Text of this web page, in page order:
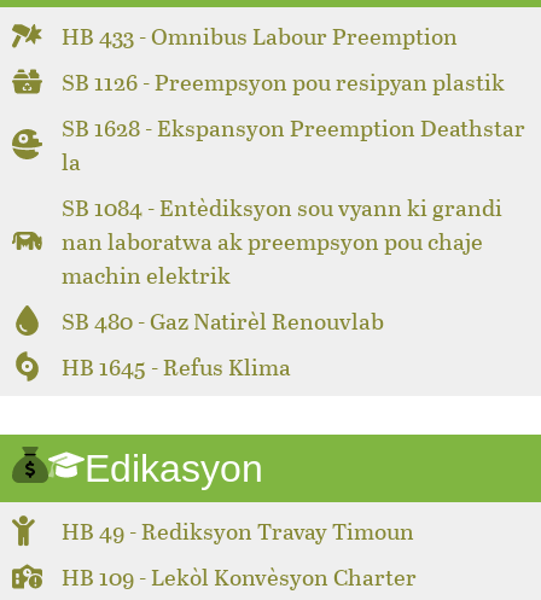
HB 433 - Omnibus Labour Preemption
SB 1126 - Preempsyon pou resipyan plastik
SB 1628 - Ekspansyon Preemption Deathstar
la
SB 1084 - Entèdiksyon sou vyann ki grandi
nan laboratwa ak preempsyon pou chaje
machin elektrik
SB 480 - Gaz Natirèl Renouvlab
HB 1645 - Refus Klima
Edikasyon
HB 49 - Rediksyon Travay Timoun
HB 109 - Lekòl Konvèsyon Charter